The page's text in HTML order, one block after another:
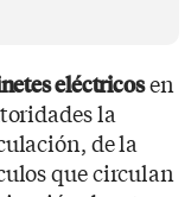
eléctricosen
la
de la
que circulan